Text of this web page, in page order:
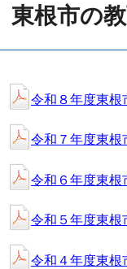
東根市の
令和８年度東根
令和７年度東根
令和６年度東根
令和５年度東根
令和４年度東根